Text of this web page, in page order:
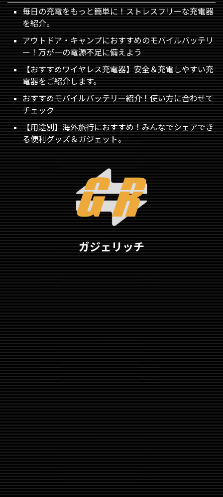
毎日の充電をもっと簡単に！ストレスフリーな充電器
を紹介。
アウトドア・キャンプにおすすめのモバイルバッテリ
ー！万が一の電源不足に備えよう
【おすすめワイヤレス充電器】安全＆充電しやすい充
電器をご紹介します。
おすすめモバイルバッテリー紹介！使い方に合わせて
チェック
【用途別】海外旅行におすすめ！みんなでシェアでき
る便利グッズ＆ガジェット。
ガジェリッチ